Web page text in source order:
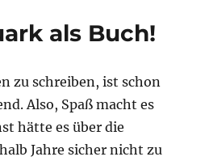
als Buch!
zu schreiben, ist schon
Also, Spaß macht es
hätte es über die
Jahre sicher nicht zu